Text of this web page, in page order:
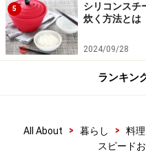
5
シリコンスチ
炊く方法とは
2024/09/28
ランキン
All About > 暮らし > 料
スピード